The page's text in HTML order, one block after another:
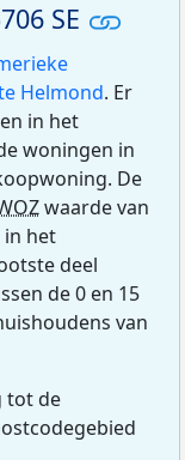
SE
Helmond. Er
in het
woningen in
De
waarde van
in het
deel
de 0 en 15
van
tot de